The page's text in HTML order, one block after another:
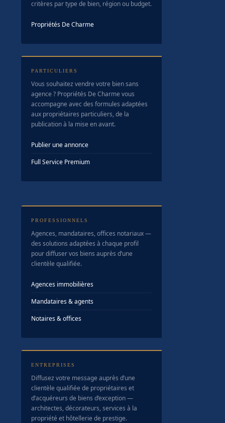
critères par type de bien, région ou budget.
Propriétés De Charme
PARTICULIERS
Vous souhaitez vendre votre bien sans
agence ? Propriétés De Charme vous
accompagne avec des formules adaptées
aux propriétaires particuliers, de la
publication à la mise en avant.
Publier une annonce
Full Service Premium
PROFESSIONNELS
Agences, mandataires, offices notariaux —
des solutions adaptées à chaque profil
pour diffuser vos biens auprès d’une
clientèle qualifiée.
Agences immobilières
Mandataires & agents
Notaires & offices
ENTREPRISES
Diffusez votre message auprès d’une
clientèle qualifiée de propriétaires et
d’acquéreurs de biens d’exception —
architectes, décorateurs, services à la
propriété et hôtellerie de prestige.